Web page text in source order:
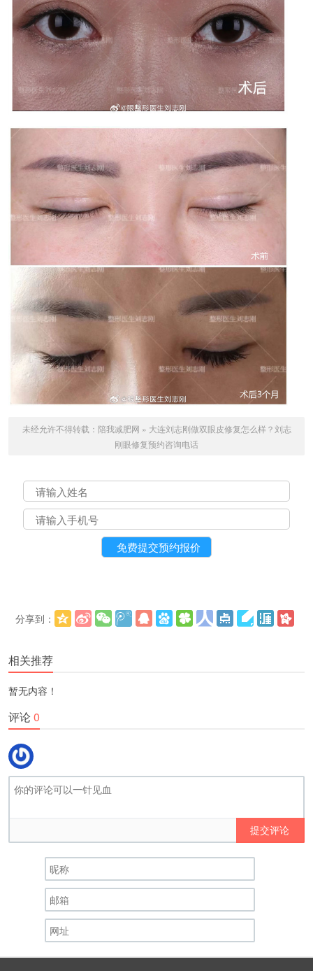
未经允许不得转载： 陪我减肥网 » 大连刘志刚做双眼皮修复怎么样？刘志
刚眼修复预约咨询电话
分享到：
相关推荐
暂无内容！
评论0
提交评论